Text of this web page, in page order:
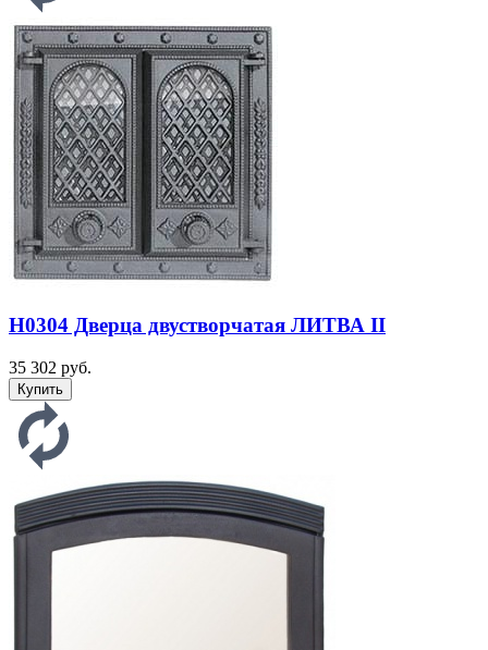
H0304 Дверца двустворчатая ЛИТВА II
35 302 руб.